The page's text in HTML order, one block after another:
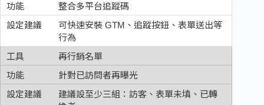
整合多平台追蹤碼
可快速安裝 GTM、追蹤按鈕、表單送出等
行為
再行銷名單
針對已訪問者再曝光
建議設至少三組：訪客、表單未填、已轉